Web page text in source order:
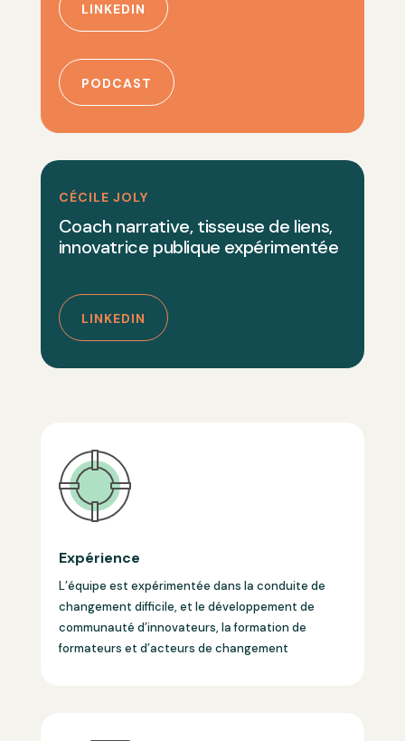
LINKEDIN
PODCAST
CÉCILE JOLY
Coach narrative, tisseuse de liens,
innovatrice publique expérimentée
LINKEDIN
Expérience
L’équipe est expérimentée dans la conduite de
changement difficile, et le développement de
communauté d’innovateurs, la formation de
formateurs et d’acteurs de changement